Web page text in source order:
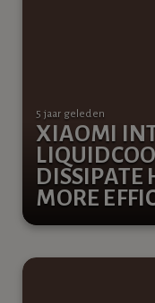
XIAOMI
DISSIPATE
MORE
5 jaar geleden